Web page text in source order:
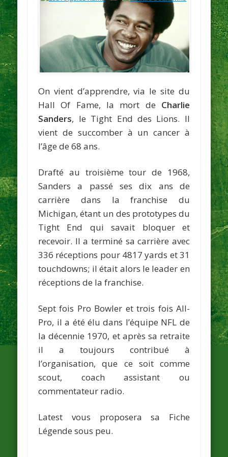
On vient d’apprendre, via le site du
Hall Of Fame, la mort de Charlie
Sanders, le Tight End des Lions. Il
vient de succomber à un cancer à
l’âge de 68 ans.
Drafté au troisième tour de 1968,
Sanders a passé ses dix ans de
carrière dans la franchise du
Michigan, étant un des prototypes du
Tight End qui savait bloquer et
recevoir. Il a terminé sa carrière avec
336 réceptions pour 4817 yards et 31
touchdowns; il était alors le leader en
réceptions de la franchise.
Sept fois Pro Bowler et trois fois All-
Pro, il a été élu dans l’équipe NFL de
la décennie 1970, et après sa retraite
il a toujours contribué à
l’organisation, que ce soit comme
scout, coach assistant ou
commentateur radio.
Latest vous proposera sa Fiche
Légende sous peu.